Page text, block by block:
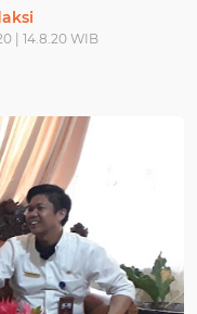
| 14.8.20 WIB